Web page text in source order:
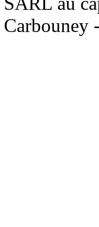
Carbouney